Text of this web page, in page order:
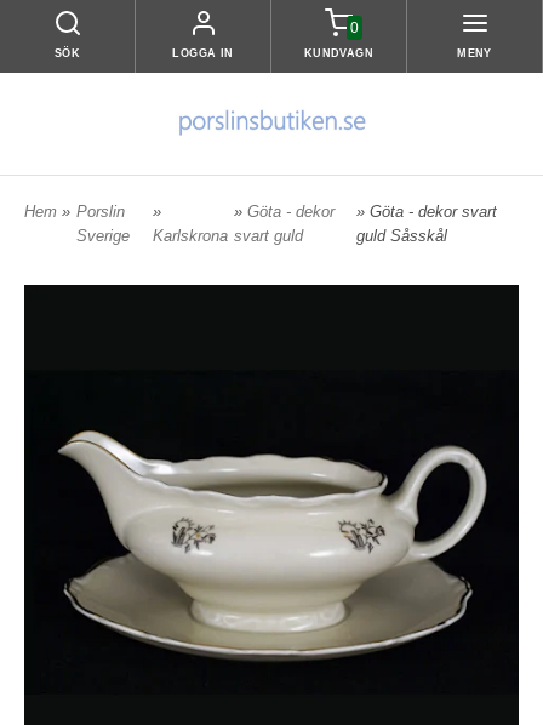
SÖK LOGGA IN
0
KUNDVAGN MENY
Hem » Porslin
Sverige
»
Karlskrona
»Göta - dekor
svart guld
» Göta - dekor svart
guld Såsskål